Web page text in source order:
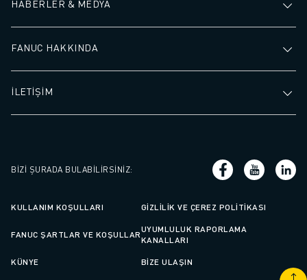
HABERLER & MEDYA
FANUC HAKKINDA
İLETİŞİM
BIZI ŞURADA BULABILIRSINIZ:
KULLANIM KOŞULLARI GIZLILIK VE ÇEREZ POLITIKASI
FANUC ŞARTLAR VE KOŞULLAR
UYUMLULUK RAPORLAMA
KANALLARI
KÜNYE BIZE ULAŞIN